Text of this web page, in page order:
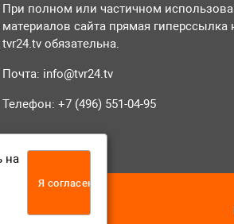
При полном или частичном
материалов сайта прямая гиперссылка
tvr24.tv обязательна.
Почта: info@tvr24.tv
Телефон: +7 (496) 551-04-95
на
Я согласен